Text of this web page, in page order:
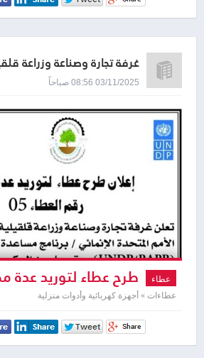
غرفة تجارة وصناعة وزراعة
03/11/2025 08:56 صباحاً
عطاء طرح عطاء لتوريد عدة
عطاءات » أجهزة كهربائية وأدوات منزلية